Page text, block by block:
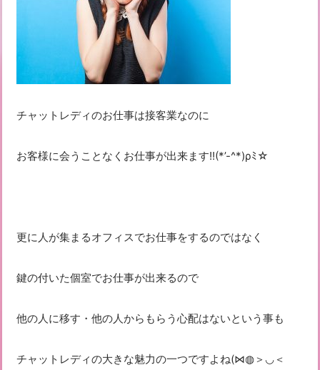
チャットレディのお仕事は接客業なのに
お客様に会うことなくお仕事が出来ます!!(*’-^*)ρﾐ☆
更に人が集まるオフィスでお仕事をするのではなく
鍵の付いた個室でお仕事が出来るので
他の人に移す・他の人からもらう心配はないという事も
チャットレディの大きな魅力の一つですよね(⋈◍＞◡＜